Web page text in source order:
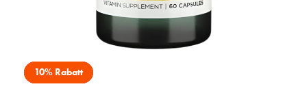
10% Rabatt